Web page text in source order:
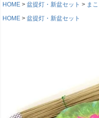
HOME
盆提灯・新盆セット
ま
HOME
盆提灯・新盆セット